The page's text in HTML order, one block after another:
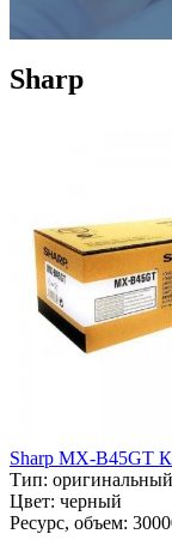
Sharp
Sharp MX-B45GT
Тип: оригинальный
Цвет: черный
Ресурс, объем: